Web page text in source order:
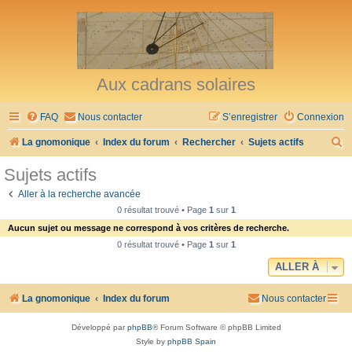
Aux cadrans solaires
FAQ Nous contacter Connexion
S’enregistrer
La gnomonique Index du forum Rechercher Sujets actifs
h
Sujets actifs
Aller à la recherche avancée
0 résultat trouvé • Page 1sur 1
Aucun sujet ou message ne correspond à vos critères de recherche.
0 résultat trouvé • Page 1sur 1
ALLER À
La gnomonique Index du forum Nous contacter
Développé parphpBB® Forum Software © phpBB Limited
Style by phpBB Spain